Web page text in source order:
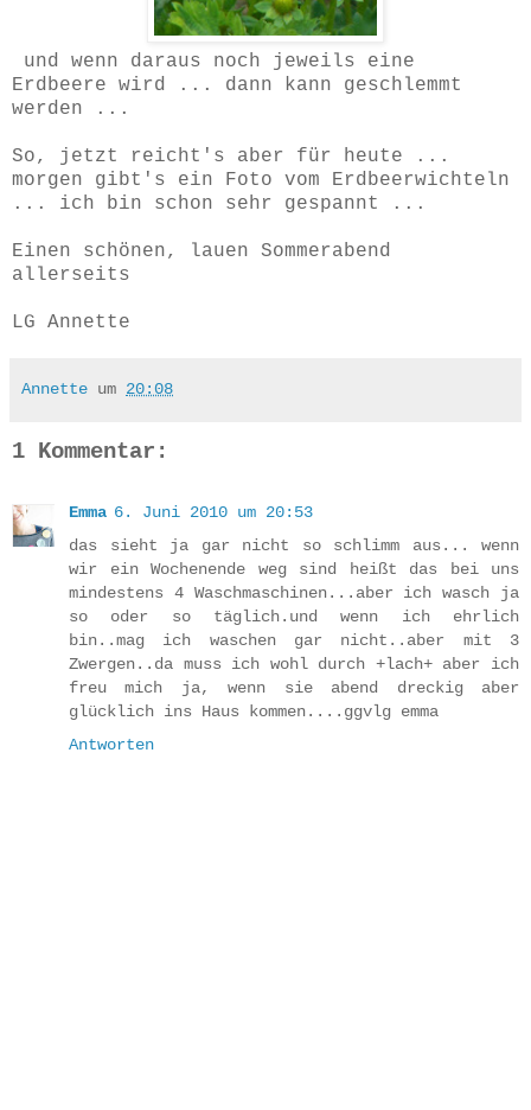
und wenn daraus noch jeweils eine
Erdbeere wird ... dann kann geschlemmt
werden ...
So, jetzt reicht's aber für heute ...
morgen gibt's ein Foto vom Erdbeerwichteln
... ich bin schon sehr gespannt ...
Einen schönen, lauen Sommerabend
allerseits
LG Annette
Annette um 20:08
1 Kommentar:
Emma 6. Juni 2010 um 20:53
das sieht ja gar nicht so schlimm aus... wenn
wir ein Wochenende weg sind heißt das bei uns
mindestens 4 Waschmaschinen...aber ich wasch ja
so oder so täglich.und wenn ich ehrlich
bin..mag ich waschen gar nicht..aber mit 3
Zwergen..da muss ich wohl durch +lach+ aber ich
freu mich ja, wenn sie abend dreckig aber
glücklich ins Haus kommen....ggvlg emma
Antworten